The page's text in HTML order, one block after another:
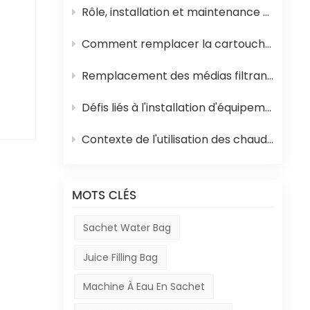
Rôle, installation et maintenance des équipements de stérilisation UHT pour jus
Comment remplacer la cartouche filtrante en polypropylène et la membrane d'osmose inverse d'un système d'osmose inverse
Remplacement des médias filtrants dans les équipements de traitement de l'eau
Défis liés à l'installation d'équipements en Afrique
Contexte de l'utilisation des chaudières à mazout en Afrique et de leur rôle dans la production de boissons
MOTS CLÉS
Sachet Water Bag
Juice Filling Bag
Machine À Eau En Sachet